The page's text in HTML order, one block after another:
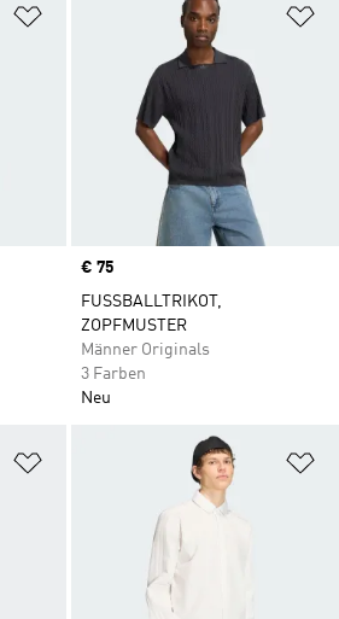
Zur Wunschliste hinzufügen
Price
€ 75
FUSSBALLTRIKOT,
ZOPFMUSTER
Männer Originals
3 Farben
Neu
Zur Wunschliste hinzufügen